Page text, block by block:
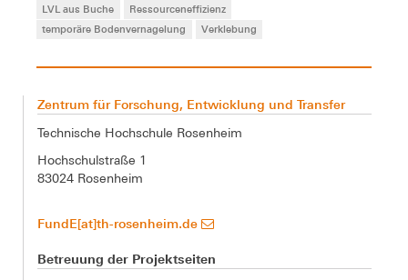
LVL aus Buche
Ressourceneffizienz
temporäre Bodenvernagelung
Verklebung
Zentrum für Forschung, Entwicklung und Transfer
Technische Hochschule Rosenheim
Hochschulstraße 1
83024 Rosenheim
FundE[at]th-rosenheim.de
Betreuung der Projektseiten